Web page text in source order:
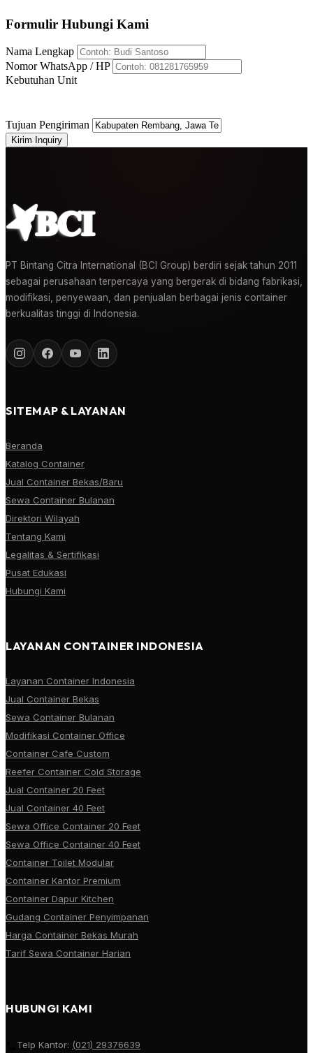
Formulir Hubungi Kami
Nama Lengkap
Nomor WhatsApp / HP
Kebutuhan Unit
Tujuan Pengiriman
Kirim Inquiry
PT Bintang Citra International (BCI Group) berdiri sejak tahun 2011
sebagai perusahaan terpercaya yang bergerak di bidang fabrikasi,
modifikasi, penyewaan, dan penjualan berbagai jenis container
berkualitas tinggi di Indonesia.
SITEMAP & LAYANAN
Beranda
Katalog Container
Jual Container Bekas/Baru
Sewa Container Bulanan
Direktori Wilayah
Tentang Kami
Legalitas & Sertifikasi
Pusat Edukasi
Hubungi Kami
LAYANAN CONTAINER INDONESIA
Layanan Container Indonesia
Jual Container Bekas
Sewa Container Bulanan
Modifikasi Container Office
Container Cafe Custom
Reefer Container Cold Storage
Jual Container 20 Feet
Jual Container 40 Feet
Sewa Office Container 20 Feet
Sewa Office Container 40 Feet
Container Toilet Modular
Container Kantor Premium
Container Dapur Kitchen
Gudang Container Penyimpanan
Harga Container Bekas Murah
Tarif Sewa Container Harian
HUBUNGI KAMI
Telp Kantor: (021) 29376639